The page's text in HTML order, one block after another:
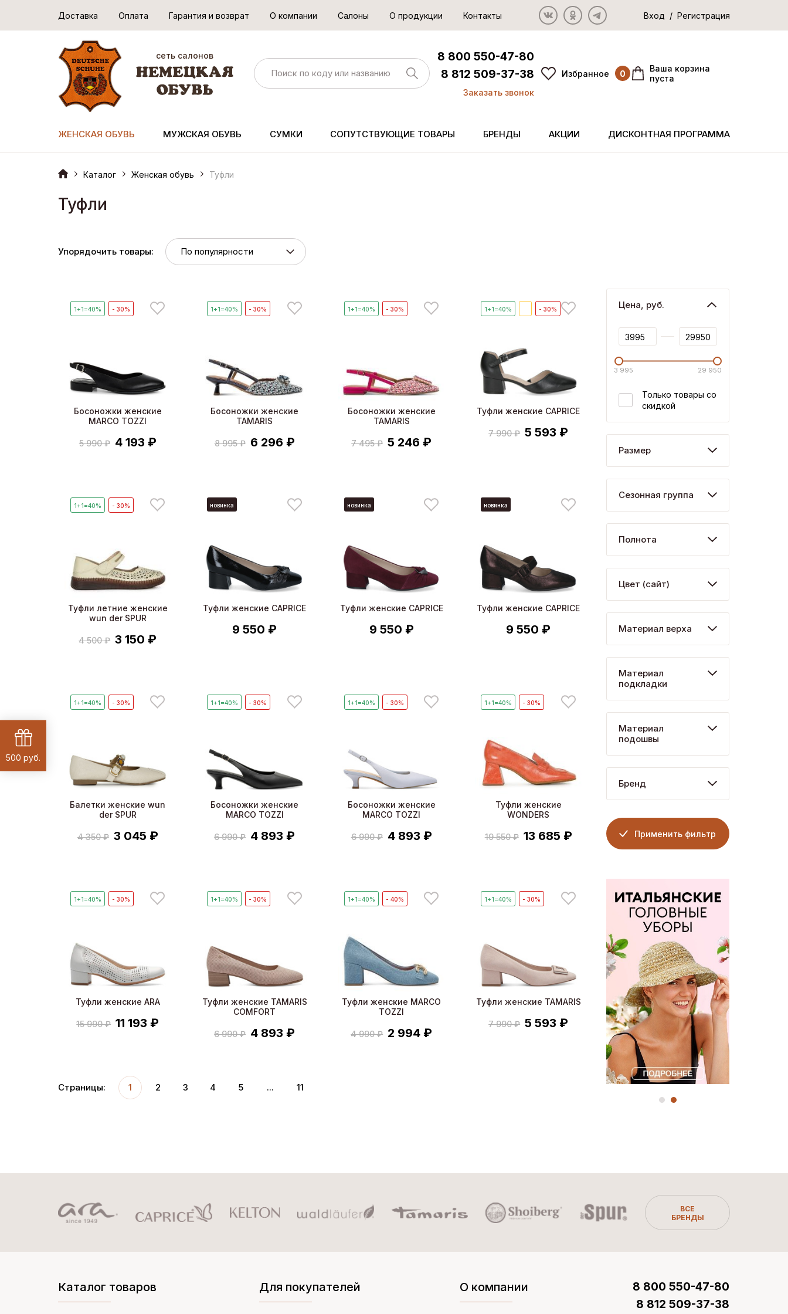
Доставка Оплата Гарантия и возврат О компании Салоны О продукции Контакты Вход / Регистрация
сеть салонов
8 800 550-47-80
8 812 509-37-38
Заказать звонок
Избранное 0
Ваша корзина
пуста
ЖЕНСКАЯ ОБУВЬ МУЖСКАЯ ОБУВЬ СУМКИ СОПУТСТВУЮЩИЕ ТОВАРЫ БРЕНДЫ АКЦИИ ДИСКОНТНАЯ ПРОГРАММА
Каталог Женская обувь Туфли
Туфли
Упорядочить товары:
1+1=40% - 30%
Босоножки женские
MARCO TOZZI
5 990 ₽ 4 193 ₽
1+1=40% - 30%
Босоножки женские
TAMARIS
8 995 ₽ 6 296 ₽
1+1=40% - 30%
Босоножки женские
TAMARIS
7 495 ₽ 5 246 ₽
1+1=40% - 30%
Туфли женские CAPRICE
7 990 ₽ 5 593 ₽
1+1=40% - 30%
Туфли летние женские
wun der SPUR
4 500 ₽ 3 150 ₽
новинка
Туфли женские CAPRICE
9 550 ₽
новинка
Туфли женские CAPRICE
9 550 ₽
новинка
Туфли женские CAPRICE
9 550 ₽
1+1=40% - 30%
Балетки женские wun
der SPUR
4 350 ₽ 3 045 ₽
1+1=40% - 30%
Босоножки женские
MARCO TOZZI
6 990 ₽ 4 893 ₽
1+1=40% - 30%
Босоножки женские
MARCO TOZZI
6 990 ₽ 4 893 ₽
1+1=40% - 30%
Туфли женские
WONDERS
19 550 ₽ 13 685 ₽
1+1=40% - 30%
Туфли женские ARA
15 990 ₽ 11 193 ₽
1+1=40% - 30%
Туфли женские TAMARIS
COMFORT
6 990 ₽ 4 893 ₽
1+1=40% - 40%
Туфли женские MARCO
TOZZI
4 990 ₽ 2 994 ₽
1+1=40% - 30%
Туфли женские TAMARIS
7 990 ₽ 5 593 ₽
Страницы: 1 2 3 4 5 ... 11
Цена, руб.
3 995 29 950
Только товары со
скидкой
Размер
Сезонная группа
Полнота
Цвет (сайт)
Материал верха
Материал
подкладки
Материал
подошвы
Бренд
Применить фильтр
ВСЕ
БРЕНДЫ
Каталог товаров Для покупателей О компании
8 800 550-47-80
8 812 509-37-38
500 руб.